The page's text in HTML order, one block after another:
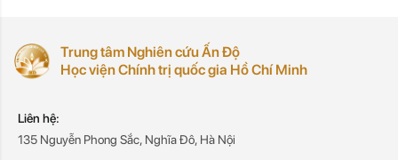
Trung tâm Nghiên cứu Ấn Độ
Học viện Chính trị quốc gia Hồ Chí Minh
Liên hệ:
135 Nguyễn Phong Sắc, Nghĩa Đô, Hà Nội